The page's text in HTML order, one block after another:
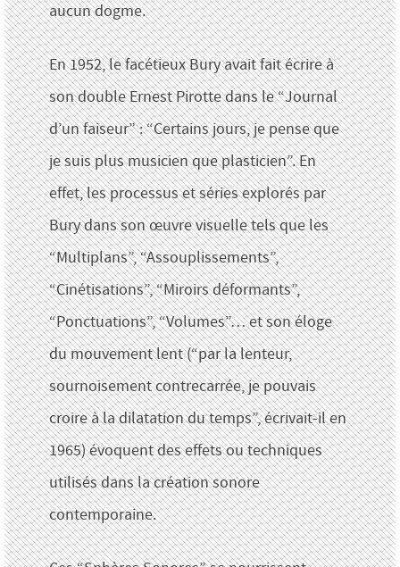
aucun dogme.
En 1952, le facétieux Bury avait fait écrire à
son double Ernest Pirotte dans le “Journal
d’un faiseur” : “Certains jours, je pense que
je suis plus musicien que plasticien”. En
effet, les processus et séries explorés par
Bury dans son œuvre visuelle tels que les
“Multiplans”, “Assouplissements”,
“Cinétisations”, “Miroirs déformants”,
“Ponctuations”, “Volumes”… et son éloge
du mouvement lent (“par la lenteur,
sournoisement contrecarrée, je pouvais
croire à la dilatation du temps”, écrivait-il en
1965) évoquent des effets ou techniques
utilisés dans la création sonore
contemporaine.